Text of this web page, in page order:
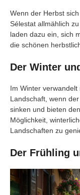
Wenn der Herbst
Sélestat allmählich
laden dazu ein, sich
die schönen
Der Winter
Im Winter
Landschaft, wenn
sinken und bieten
Möglichkeit,
Landschaften zu
Der Frühling